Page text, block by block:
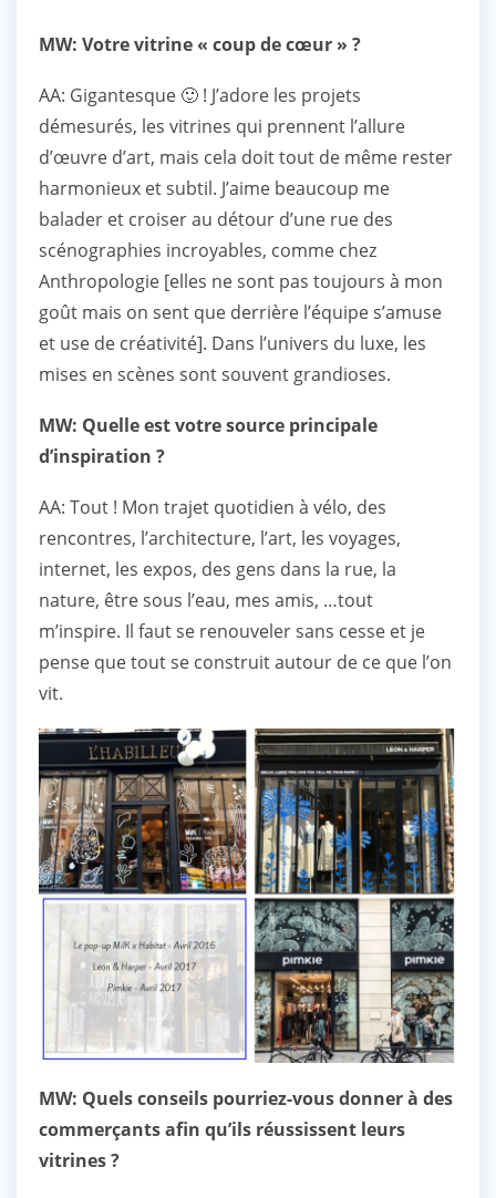
MW: Votre vitrine « coup de cœur » ?
AA: Gigantesque 🙂 ! J’adore les projets
démesurés, les vitrines qui prennent l’allure
d’œuvre d’art, mais cela doit tout de même rester
harmonieux et subtil. J’aime beaucoup me
balader et croiser au détour d’une rue des
scénographies incroyables, comme chez
Anthropologie [elles ne sont pas toujours à mon
goût mais on sent que derrière l’équipe s’amuse
et use de créativité]. Dans l’univers du luxe, les
mises en scènes sont souvent grandioses.
MW: Quelle est votre source principale
d’inspiration ?
AA: Tout ! Mon trajet quotidien à vélo, des
rencontres, l’architecture, l’art, les voyages,
internet, les expos, des gens dans la rue, la
nature, être sous l’eau, mes amis, …tout
m’inspire. Il faut se renouveler sans cesse et je
pense que tout se construit autour de ce que l’on
vit.
MW: Quels conseils pourriez-vous donner à des
commerçants afin qu’ils réussissent leurs
vitrines ?